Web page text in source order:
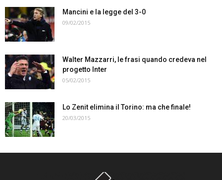
Mancini e la legge del 3-0
09/02/2015
Walter Mazzarri, le frasi quando credeva nel
progetto Inter
05/02/2015
Lo Zenit elimina il Torino: ma che finale!
20/03/2015